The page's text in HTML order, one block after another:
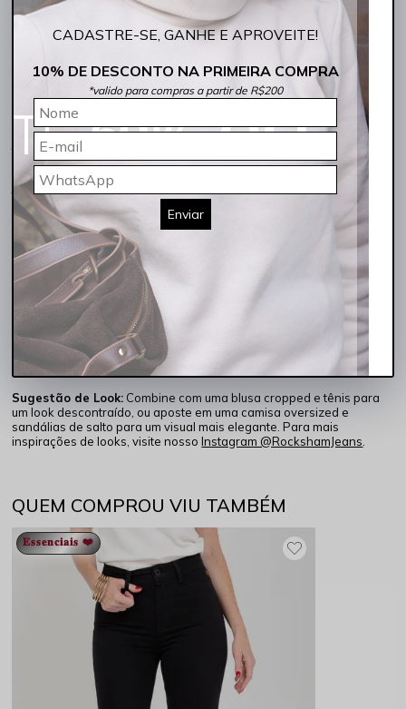
COMPARTILHE:
DESCRIÇÃO COMPLETA
Código identificador (SKU):
Calça Feminina Skinny Cropped Média Irregular Indigo Médio
traz estilo e conforto para o seu guarda-roupa. Com um corte skinny
que modela o corpo e comprimento cropped, ela proporciona um
visual moderno e versátil. O detalhe de barra irregular adiciona um
toque diferenciado à peça, tornando-a ideal para composições que
vão do casual ao sofisticado.
Confeccionada com uma mistura de
79% algodão, 18% poliéster
e 3% elastano, esta calça oferece elasticidade e um ajuste perfeito
ao corpo, sem perder o conforto. A cor
é neutra e fácil
de combinar, sendo uma peça essencial para quem busca
praticidade e estilo no dia a dia.
Destaques:
Cor: Indigo Médio
Composição: 79% Algodão, 18% Poliéster, 3% Elastano
Barra irregular para um visual moderno
Modelagem skinny com comprimento cropped
Sugestão de Look: Combine com uma blusa cropped e tênis para
um look descontraído, ou aposte em uma camisa oversized e
sandálias de salto para um visual mais elegante. Para mais
inspirações de looks, visite nossoInstagram @RockshamJeans
QUEM COMPROU VIU TAMBÉM
𝐄𝐬𝐬𝐞𝐧𝐜𝐢𝐚𝐢𝐬 ❤️
CADASTRE-SE, GANHE E APROVEITE!
10% DE DESCONTO NA PRIMEIRA COMPRA
*valido para compras a partir de R$200
Enviar